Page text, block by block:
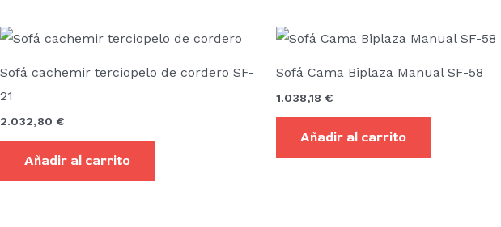
Sofá cachemir terciopelo de cordero SF-
21
2.032,80 €
Añadir al carrito
Sofá Cama Biplaza Manual SF-58
1.038,18 €
Añadir al carrito